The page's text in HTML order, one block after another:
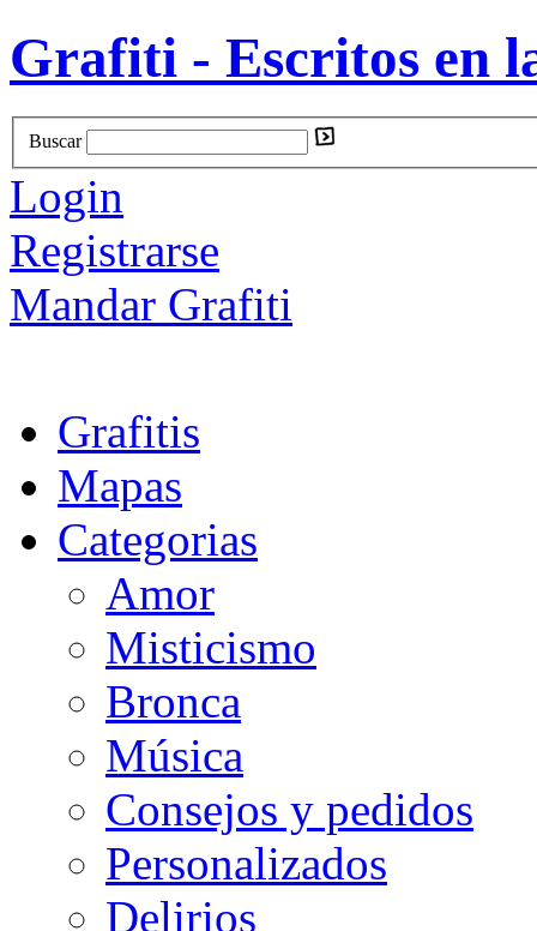
Grafiti - Escritos en
Buscar
Login
Registrarse
Mandar Grafiti
Grafitis
Mapas
Categorias
Amor
Misticismo
Bronca
Música
Consejos y pedidos
Personalizados
Delirios